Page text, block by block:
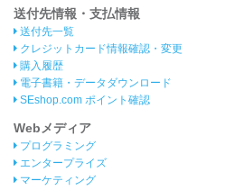
送付先情報・支払情報
送付先一覧
クレジットカード情報確認・変更
購入履歴
電子書籍・データダウンロード
SEshop.com ポイント確認
Webメディア
プログラミング
エンタープライズ
マーケティング